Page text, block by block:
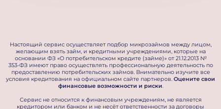
Настоящий сервис осуществляет подбор микрозаймов между лицом,
желающим взять займ, и кредитными учреждениями, которые на
основании ФЗ «О потребительском кредите (займе)» от 21.12.2013 №
353‑ФЗ имеют право осуществлять профессиональную деятельность по
предоставлению потребительских займов. Внимательно изучите все
условия кредитования на официальном сайте партнеров. Оцените свои
финансовые возможности и риски.
Сервис не относится к финансовым учреждениям, не является
кредитором или банком и не несёт ответственности за договоры